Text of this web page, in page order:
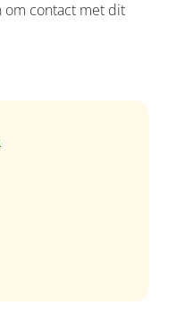
om contact met dit